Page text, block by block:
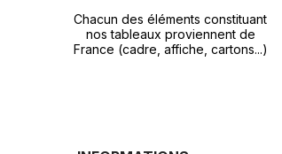
Chacun des éléments constituant
nos tableaux proviennent de
France (cadre, affiche, cartons...)